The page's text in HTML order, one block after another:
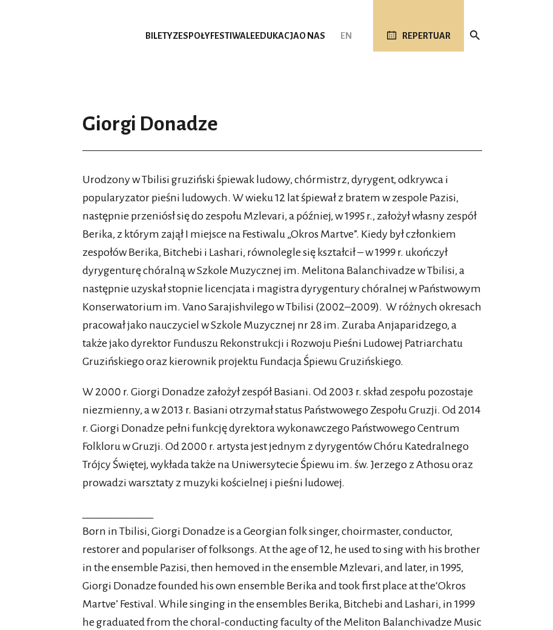
BILETYZESPOŁYFESTIWALEEDUKACJAO NAS EN REPERTUAR
Giorgi Donadze
Urodzony w Tbilisi gruziński śpiewak ludowy, chórmistrz, dyrygent, odkrywca i
popularyzator pieśni ludowych. W wieku 12 lat śpiewał z bratem w zespole Pazisi,
następnie przeniósł się do zespołu Mzlevari, a później, w 1995 r., założył własny zespół
Berika, z którym zajął I miejsce na Festiwalu „Okros Martve”. Kiedy był członkiem
zespołów Berika, Bitchebi i Lashari, równolegle się kształcił – w 1999 r. ukończył
dyrygenturę chóralną w Szkole Muzycznej im. Melitona Balanchivadze w Tbilisi, a
następnie uzyskał stopnie licencjata i magistra dyrygentury chóralnej w Państwowym
Konserwatorium im. Vano Sarajishvilego w Tbilisi (2002–2009). W różnych okresach
pracował jako nauczyciel w Szkole Muzycznej nr 28 im. Zuraba Anjaparidzego, a
także jako dyrektor Funduszu Rekonstrukcji i Rozwoju Pieśni Ludowej Patriarchatu
Gruzińskiego oraz kierownik projektu Fundacja Śpiewu Gruzińskiego.
W 2000 r. Giorgi Donadze założył zespół Basiani. Od 2003 r. skład zespołu pozostaje
niezmienny, a w 2013 r. Basiani otrzymał status Państwowego Zespołu Gruzji. Od 2014
r. Giorgi Donadze pełni funkcję dyrektora wykonawczego Państwowego Centrum
Folkloru w Gruzji. Od 2000 r. artysta jest jednym z dyrygentów Chóru Katedralnego
Trójcy Świętej, wykłada także na Uniwersytecie Śpiewu im. św. Jerzego z Athosu oraz
prowadzi warsztaty z muzyki kościelnej i pieśni ludowej.
Born in Tbilisi, Giorgi Donadze is a Georgian folk singer, choirmaster, conductor,
restorer and populariser of folksongs. At the age of 12, he used to sing with his brother
in the ensemble Pazisi, then hemoved in the ensemble Mzlevari, and later, in 1995,
Giorgi Donadze founded his own ensemble Berika and took first place at the‘Okros
Martve’ Festival. While singing in the ensembles Berika, Bitchebi and Lashari, in 1999
he graduated from the choral-conducting faculty of the Meliton Balanchivadze Music